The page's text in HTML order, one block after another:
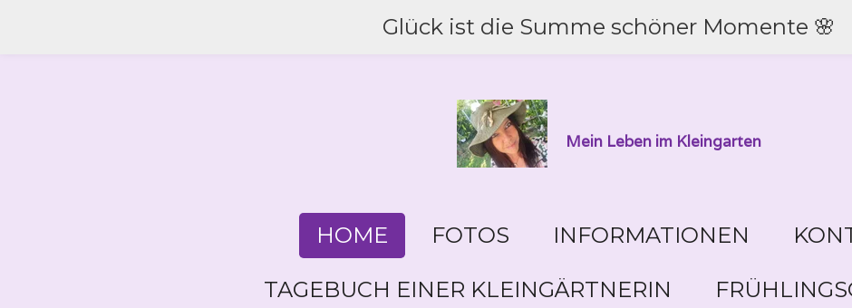
Glück ist die Summe schöner Momente 🌸
Mein Leben im Kleingarten
HOME FOTOS INFORMATIONEN
TAGEBUCH EINER KLEINGÄRTNERIN